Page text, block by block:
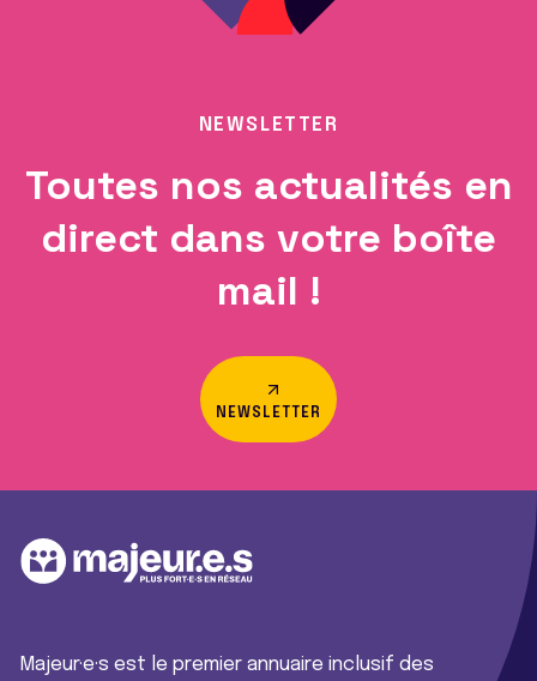
NEWSLETTER
Toutes nos actualités en
direct dans votre boîte
mail !
NEWSLETTER
Majeur·e·s est le premier annuaire inclusif des